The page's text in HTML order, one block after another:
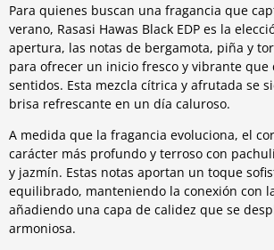
Para quienes buscan una fragancia que
verano, Rasasi Hawas Black EDP es la
apertura, las notas de bergamota, piña y
para ofrecer un inicio fresco y vibrante que
sentidos. Esta mezcla cítrica y afrutada se
brisa refrescante en un día caluroso.
A medida que la fragancia evoluciona, el
carácter más profundo y terroso con
y jazmín. Estas notas aportan un toque
equilibrado, manteniendo la conexión con
añadiendo una capa de calidez que se
armoniosa.